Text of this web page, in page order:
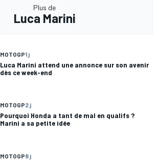
Plus de
Luca Marini
MOTOGP1 j
Luca Marini attend une annonce sur son avenir
dès ce week-end
MOTOGP2 j
Pourquoi Honda a tant de mal en qualifs ?
Marini a sa petite idée
MOTOGP8 j